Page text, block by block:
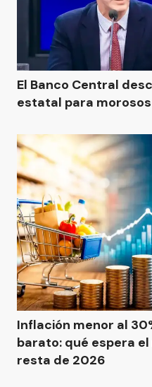
El Banco Central
estatal para morosos
Inflación menor al
barato: qué espera
resta de 2026